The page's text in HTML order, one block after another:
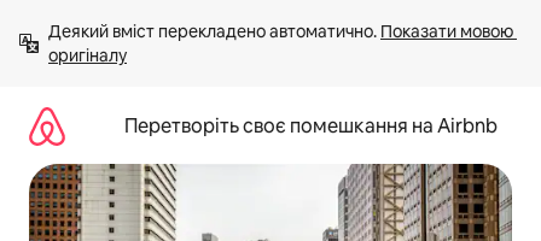
вмісту
Деякий вміст перекладено автоматично. Показати мовою
оригіналу
Перетворіть своє помешкання на Airbnb